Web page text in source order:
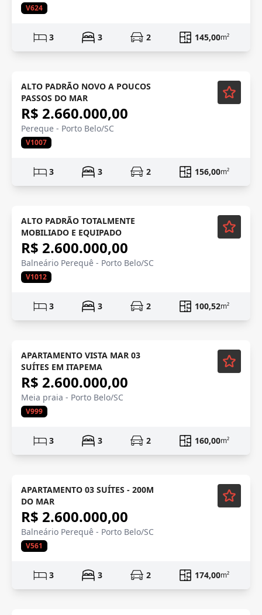
V624
3 3 2 145,00m²
ALTO PADRÃO NOVO A POUCOS
PASSOS DO MAR
R$ 2.660.000,00
Pereque - Porto Belo/SC
V1007
3 3 2 156,00m²
Mobiliado
ALTO PADRÃO TOTALMENTE
MOBILIADO E EQUIPADO
R$ 2.600.000,00
Balneário Perequê - Porto Belo/SC
V1012
3 3 2 100,52m²
APARTAMENTO VISTA MAR 03
SUÍTES EM ITAPEMA
R$ 2.600.000,00
Meia praia - Porto Belo/SC
V999
3 3 2 160,00m²
APARTAMENTO 03 SUÍTES - 200M
DO MAR
R$ 2.600.000,00
Balneário Perequê - Porto Belo/SC
V561
3 3 2 174,00m²